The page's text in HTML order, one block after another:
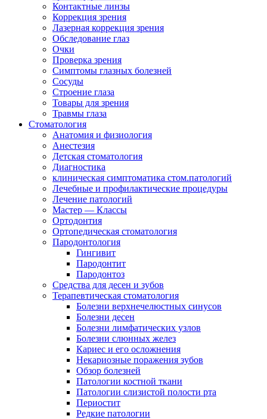
Контактные линзы
Коррекция зрения
Лазерная коррекция зрения
Обследование глаз
Очки
Проверка зрения
Симптомы глазных болезней
Сосуды
Строение глаза
Товары для зрения
Травмы глаза
Стоматология
Анатомия и физиология
Анестезия
Детская стоматология
Диагностика
клиническая симптоматика стом.патологий
Лечебные и профилактические процедуры
Лечение патологий
Мастер — Классы
Ортодонтия
Ортопедическая стоматология
Пародонтология
Гингивит
Пародонтит
Пародонтоз
Средства для десен и зубов
Терапевтическая стоматология
Болезни верхнечелюстных синусов
Болезни десен
Болезни лимфатических узлов
Болезни слюнных желез
Кариес и его осложнения
Некариозные поражения зубов
Обзор болезней
Патологии костной ткани
Патологии слизистой полости рта
Периостит
Редкие патологии